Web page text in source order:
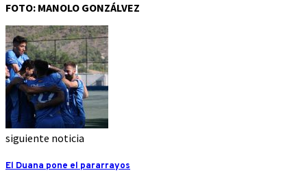
FOTO: MANOLO GONZÁLVEZ
siguiente noticia
El Duana pone el pararrayos